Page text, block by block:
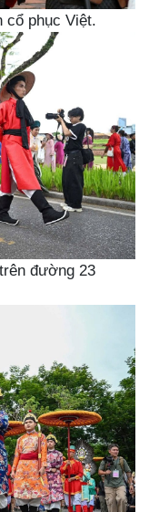
cổ phục Việt.
đường 23